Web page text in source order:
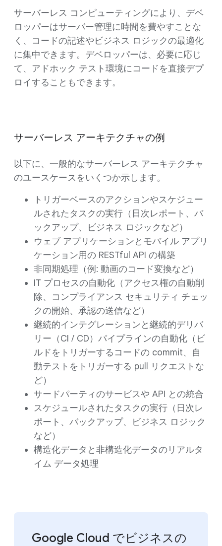
サーバーレス コンピューティングにより、デベ
ロッパーはサーバー管理に時間を費やすことな
く、コードの記述やビジネス ロジックの最適化
に集中できます。デベロッパーは、必要に応じ
て、アドホック テスト環境にコードを直接デプ
ロイすることもできます。
サーバーレス アーキテクチャの例
以下に、一般的なサーバーレス アーキテクチャ
のユースケースをいくつか示します。
トリガーベースのアクションやスケジュー
ルされたタスクの実行（日次レポート、バ
ックアップ、ビジネス ロジックなど）
ウェブ アプリケーションとモバイル アプリ
ケーション用の RESTful API の構築
非同期処理（例: 動画のコード変換など）
IT プロセスの自動化（アクセス権の自動削
除、コンプライアンス セキュリティ チェッ
クの開始、承認の送信など）
継続的インテグレーションと継続的デリバ
リー（CI / CD）パイプラインの自動化（ビ
ルドをトリガーするコードの commit、自
動テストをトリガーする pull リクエストな
ど）
サードパーティのサービスや API との統合
スケジュールされたタスクの実行（日次レ
ポート、バックアップ、ビジネス ロジック
など）
構造化データと非構造化データのリアルタ
イム データ処理
Google Cloud でビジネスの